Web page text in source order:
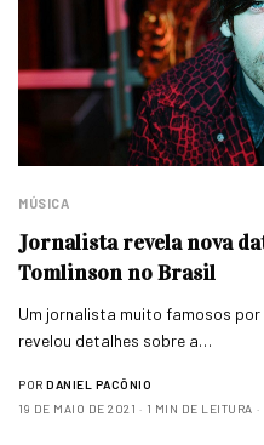
MÚSICA
Jornalista revela nova
Tomlinson no Brasil
Um jornalista muito famosos
revelou detalhes sobre a…
POR DANIEL PACÔNIO
19 DE MAIO DE 2021
1 MIN DE LEITURA